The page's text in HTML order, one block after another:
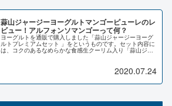
蒜山ジャージーヨーグルトマンゴーピューレのレ
ビュー！アルフォンソマンゴーって何？
ヨーグルトを通販で購入しました「蒜山ジャージーヨーグ
ルトプレミアムセット 」をというものです。セット内容に
は、コクのあるなめらかな食感生クーリム入り「蒜山ジャ
ージー贅沢ヨーグルト」、とろけるくちあたりの岡山県産
2020.07.24